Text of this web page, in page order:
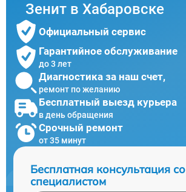
Зенит в Хабаровске
Официальный сервис
Гарантийное обслуживание
до 3 лет
Диагностика за наш счет,
ремонт по желанию
Бесплатный выезд курьера
в день обращения
Срочный ремонт
от 35 минут
Бесплатная консультация со
специалистом